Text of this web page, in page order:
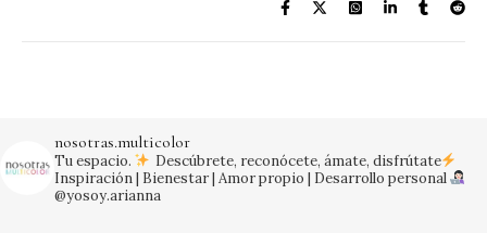
nosotras.multicolor
Tu espacio.
Descúbrete, reconócete, ámate, disfrútate
Inspiración | Bienestar | Amor propio | Desarrollo personal
@yosoy.arianna